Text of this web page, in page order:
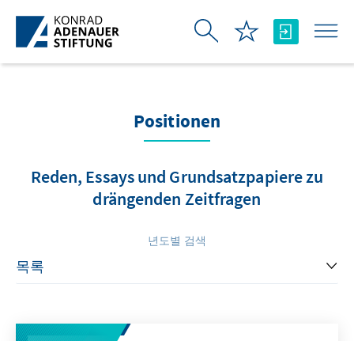
Skip to Main Content
Positionen
Reden, Essays und Grundsatzpapiere zu
drängenden Zeitfragen
년도별 검색